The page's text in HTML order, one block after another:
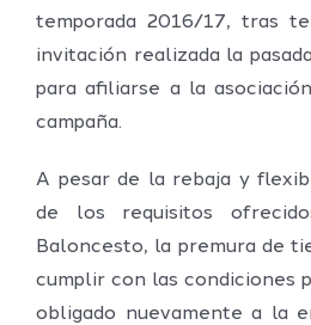
temporada 2016/17, tras
invitación realizada la
para afiliarse a la
campaña.
A pesar de la rebaja y
de los requisitos
Baloncesto, la premura de
cumplir con las condiciones
obligado nuevamente a la